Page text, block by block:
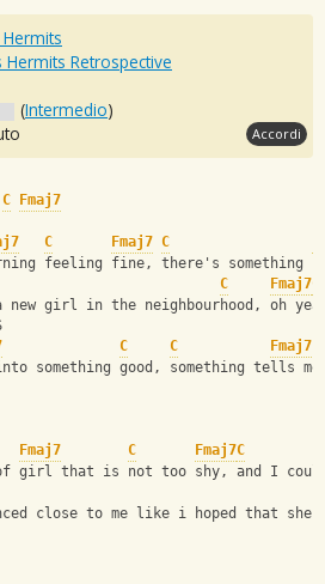
Hermits Retrospective
(Intermedio)
Accordi
C Fmaj7
C Fmaj7 C
feeling fine, there's something
C Fmaj7
girl in the neighbourhood, oh
C C
Fmaj7
something good, something tells
Fmaj7 C Fmaj7C
of girl that is not too shy, and I
close to me like i hoped that she